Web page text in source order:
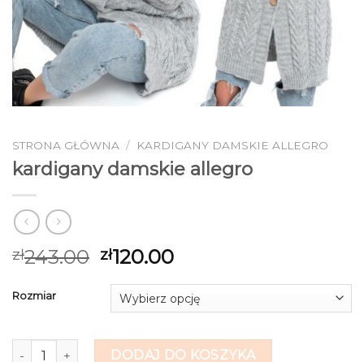
STRONA GŁÓWNA / KARDIGANY DAMSKIE ALLEGRO
kardigany damskie allegro
zł243.00 zł120.00
Rozmiar
ilość kardigany damskie allegro
DODAJ DO KOSZYKA